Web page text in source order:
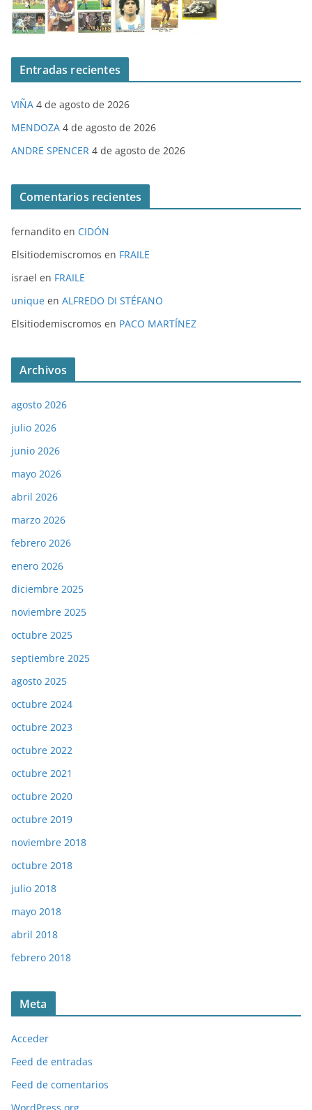
Entradas recientes
VIÑA 4 de agosto de 2026
MENDOZA 4 de agosto de 2026
ANDRE SPENCER 4 de agosto de 2026
Comentarios recientes
fernandito en CIDÓN
Elsitiodemiscromos en FRAILE
israel en FRAILE
unique en ALFREDO DI STÉFANO
Elsitiodemiscromos en PACO MARTÍNEZ
Archivos
agosto 2026
julio 2026
junio 2026
mayo 2026
abril 2026
marzo 2026
febrero 2026
enero 2026
diciembre 2025
noviembre 2025
octubre 2025
septiembre 2025
agosto 2025
octubre 2024
octubre 2023
octubre 2022
octubre 2021
octubre 2020
octubre 2019
noviembre 2018
octubre 2018
julio 2018
mayo 2018
abril 2018
febrero 2018
Meta
Acceder
Feed de entradas
Feed de comentarios